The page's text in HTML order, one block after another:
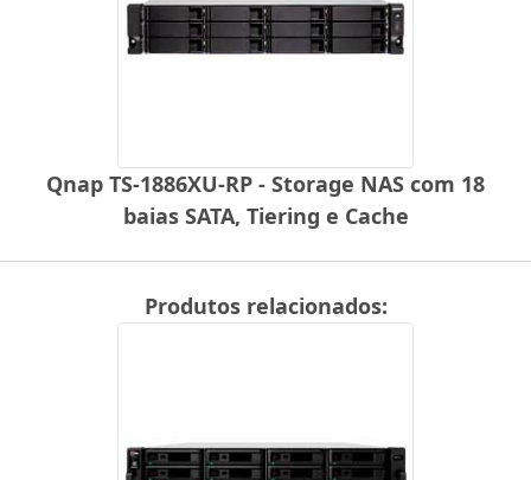
Qnap TS-1886XU-RP - Storage NAS com 18
baias SATA, Tiering e Cache
Produtos relacionados: